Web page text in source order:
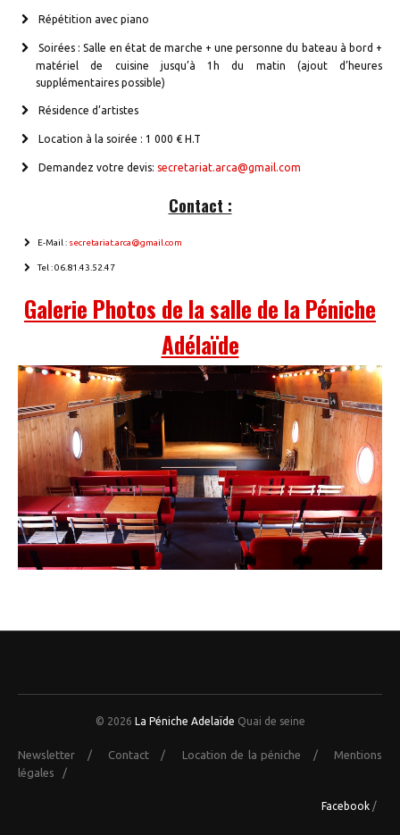
Répétition avec piano
Soirées : Salle en état de marche + une personne du bateau à bord +
matériel de cuisine jusqu’à 1h du matin (ajout d’heures
supplémentaires possible)
Résidence d’artistes
Location à la soirée : 1 000 € H.T
Demandez votre devis: secretariat.arca@gmail.com
Contact :
E-Mail : secretariat.arca@gmail.com
Tel : 06.81.43.52.47
Galerie Photos de la salle de la Péniche
Adélaïde
© 2026 La Péniche Adelaïde Quai de seine
Newsletter / Contact/ Location de la péniche /
Mentions
légales /
Facebook /